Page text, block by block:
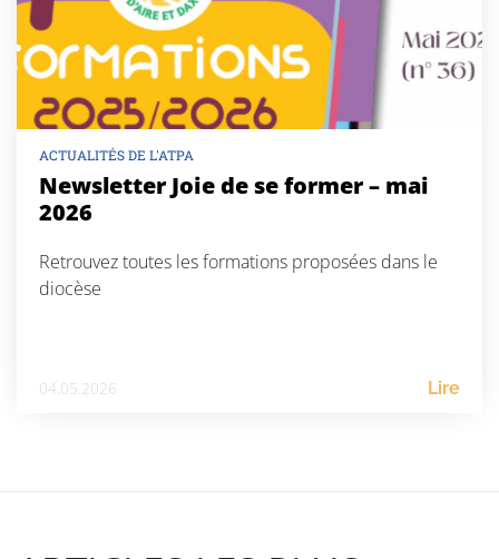
ACTUALITÉS DE L'ATPA
Newsletter Joie de se former – mai
2026
Retrouvez toutes les formations proposées dans le
diocèse
04.05.2026 Lire